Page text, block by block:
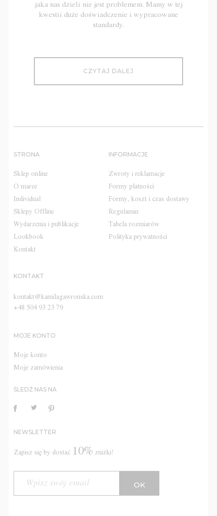
jaka nas dzieli nie jest problemem. Mamy w tej
kwestii duże doświadczenie i wypracowane
standardy.
CZYTAJ DALEJ
STRONA
Sklep online
O marce
Individual
Sklepy Offline
Wydarzenia i publikacje
Lookbook
Kontakt
INFORMACJE
Zwroty i reklamacje
Formy płatności
Formy, koszt i czas dostawy
Regulamin
Tabela rozmiarów
Polityka prywatności
KONTAKT
kontakt@kamilagawronska.com
+48 504 93 23 79
MOJE KONTO
Moje konto
Moje zamówienia
ŚLEDŹ NAS NA
NEWSLETTER
Zapisz się by dostać 10% zniżki!